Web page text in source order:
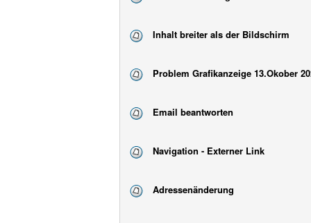
Inhalt breiter als der Bildschirm
Problem Grafikanzeige 13.Okober
Email beantworten
Navigation - Externer Link
Adressenänderung